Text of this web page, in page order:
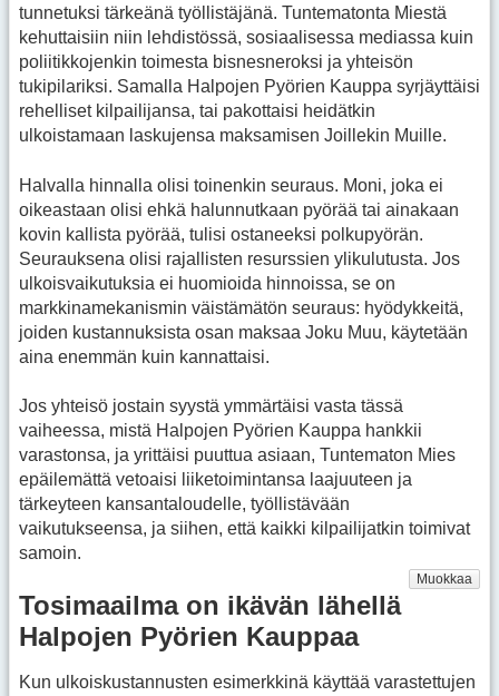
tunnetuksi tärkeänä työllistäjänä. Tuntematonta Miestä
kehuttaisiin niin lehdistössä, sosiaalisessa mediassa kuin
poliitikkojenkin toimesta bisnesneroksi ja yhteisön
tukipilariksi. Samalla Halpojen Pyörien Kauppa syrjäyttäisi
rehelliset kilpailijansa, tai pakottaisi heidätkin
ulkoistamaan laskujensa maksamisen Joillekin Muille.
Halvalla hinnalla olisi toinenkin seuraus. Moni, joka ei
oikeastaan olisi ehkä halunnutkaan pyörää tai ainakaan
kovin kallista pyörää, tulisi ostaneeksi polkupyörän.
Seurauksena olisi rajallisten resurssien ylikulutusta. Jos
ulkoisvaikutuksia ei huomioida hinnoissa, se on
markkinamekanismin väistämätön seuraus: hyödykkeitä,
joiden kustannuksista osan maksaa Joku Muu, käytetään
aina enemmän kuin kannattaisi.
Jos yhteisö jostain syystä ymmärtäisi vasta tässä
vaiheessa, mistä Halpojen Pyörien Kauppa hankkii
varastonsa, ja yrittäisi puuttua asiaan, Tuntematon Mies
epäilemättä vetoaisi liiketoimintansa laajuuteen ja
tärkeyteen kansantaloudelle, työllistävään
vaikutukseensa, ja siihen, että kaikki kilpailijatkin toimivat
samoin.
Muokkaa
Tosimaailma on ikävän lähellä
Halpojen Pyörien Kauppaa
Kun ulkoiskustannusten esimerkkinä käyttää varastettujen